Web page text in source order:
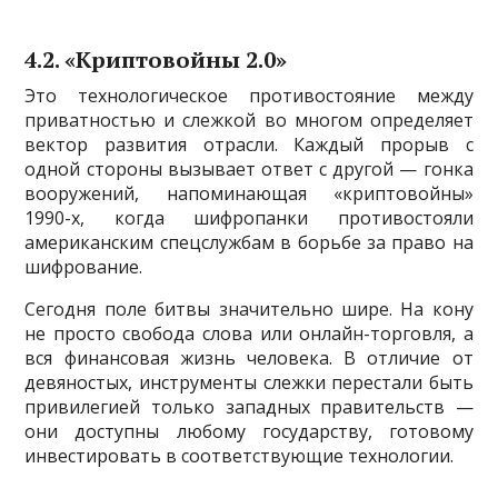
4.2. «Криптовойны 2.0»
Это технологическое противостояние между
приватностью и слежкой во многом определяет
вектор развития отрасли. Каждый прорыв с
одной стороны вызывает ответ с другой — гонка
вооружений, напоминающая «криптовойны»
1990-х, когда шифропанки противостояли
американским спецслужбам в борьбе за право на
шифрование.
Сегодня поле битвы значительно шире. На кону
не просто свобода слова или онлайн-торговля, а
вся финансовая жизнь человека. В отличие от
девяностых, инструменты слежки перестали быть
привилегией только западных правительств —
они доступны любому государству, готовому
инвестировать в соответствующие технологии.